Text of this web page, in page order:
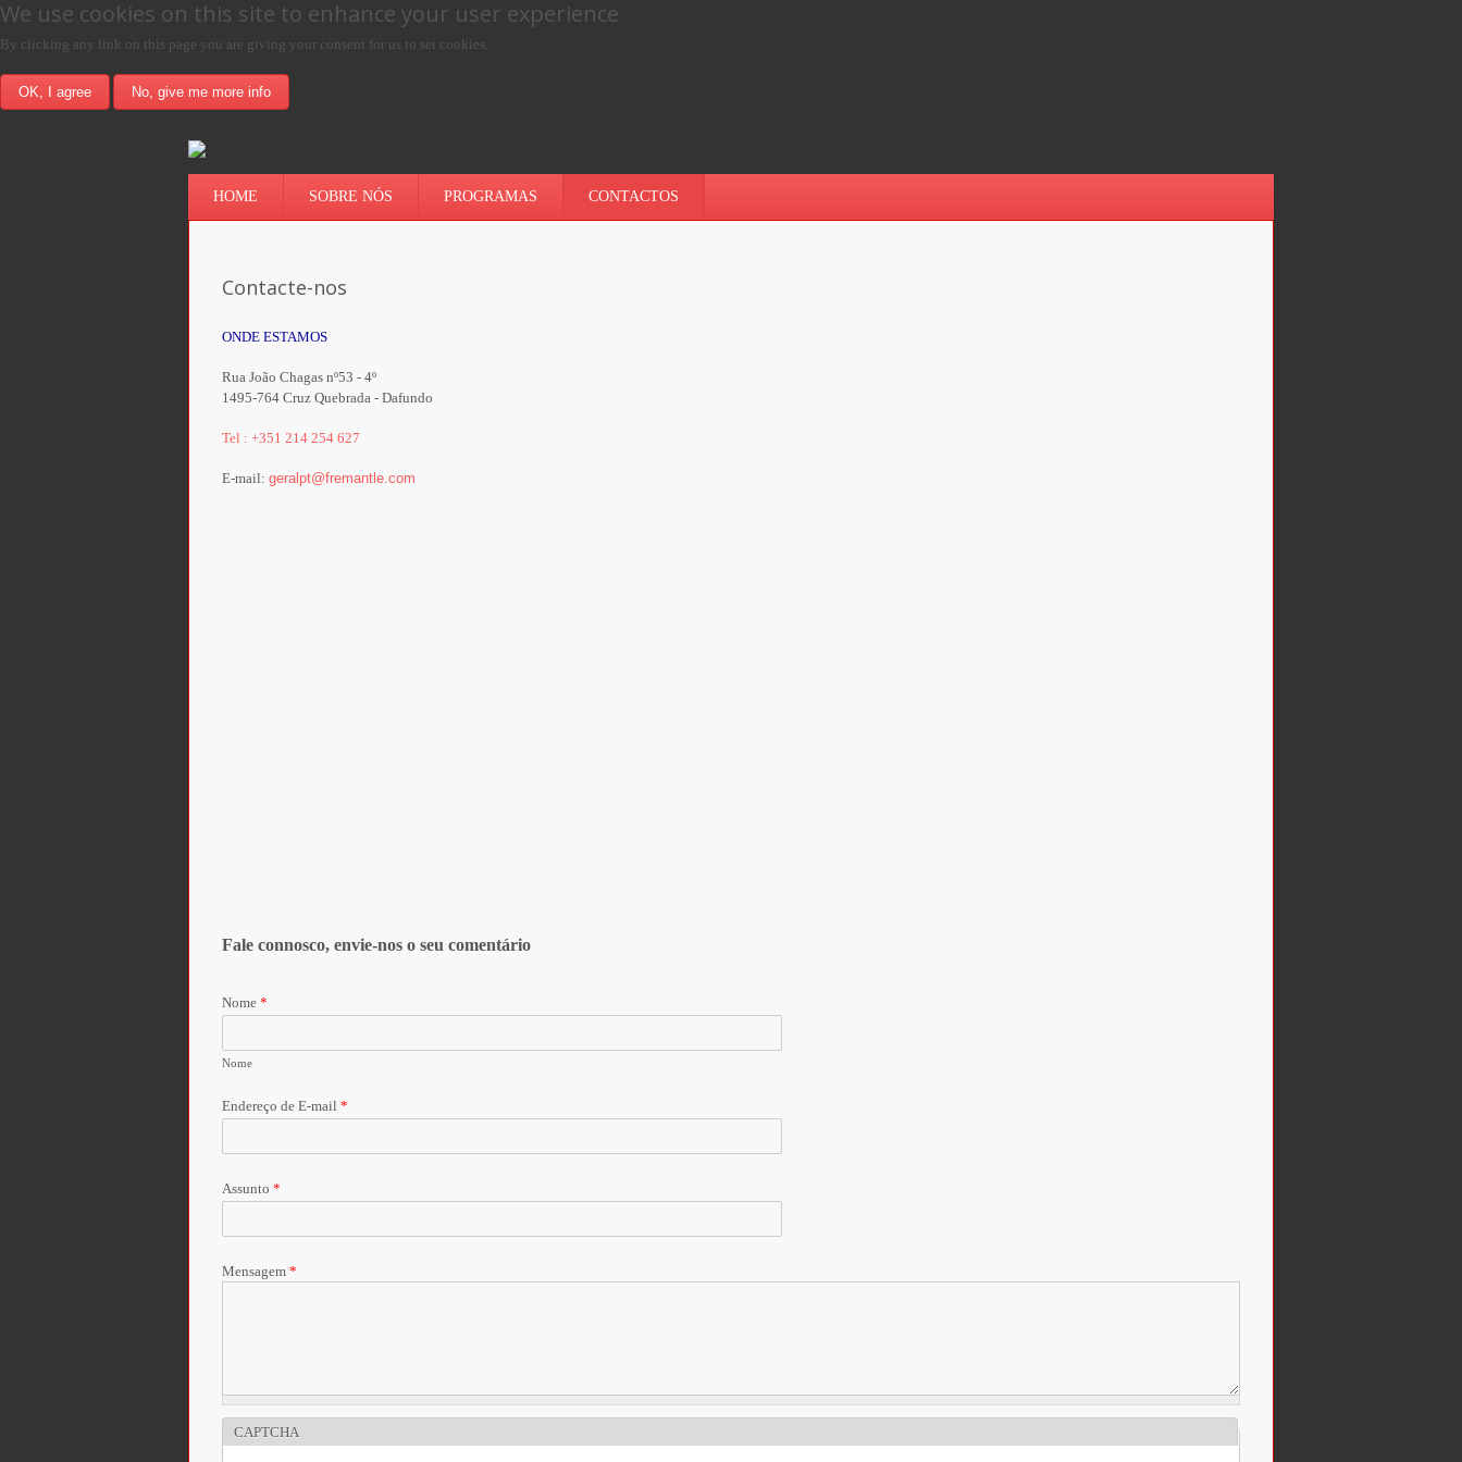
We use cookies on this site to enhance your user experience
By clicking any link on this page you are giving your consent for us to set cookies.
OK, I agree No, give me more info
HOME SOBRE NÓS PROGRAMAS CONTACTOS
Contacte-nos
ONDE ESTAMOS
Rua João Chagas nº53 - 4º
1495-764 Cruz Quebrada - Dafundo
Tel : +351 214 254 627
E-mail: geralpt@fremantle.com
Fale connosco, envie-nos o seu comentário
Nome *
Nome
Endereço de E-mail *
Assunto *
Mensagem *
CAPTCHA